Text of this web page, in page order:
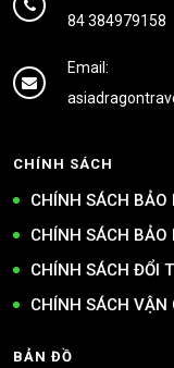
84 384979158
Email:
CHÍNH SÁCH
CHÍNH SÁCH BẢO
CHÍNH SÁCH
CHÍNH SÁCH ĐỔI
CHÍNH SÁCH VẬN
BẢN ĐỒ